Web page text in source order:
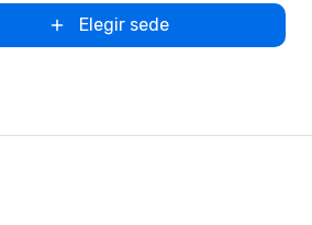
Elegir sede